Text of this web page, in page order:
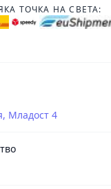
ТОЧКА НА СВЕТА:
Младост 4